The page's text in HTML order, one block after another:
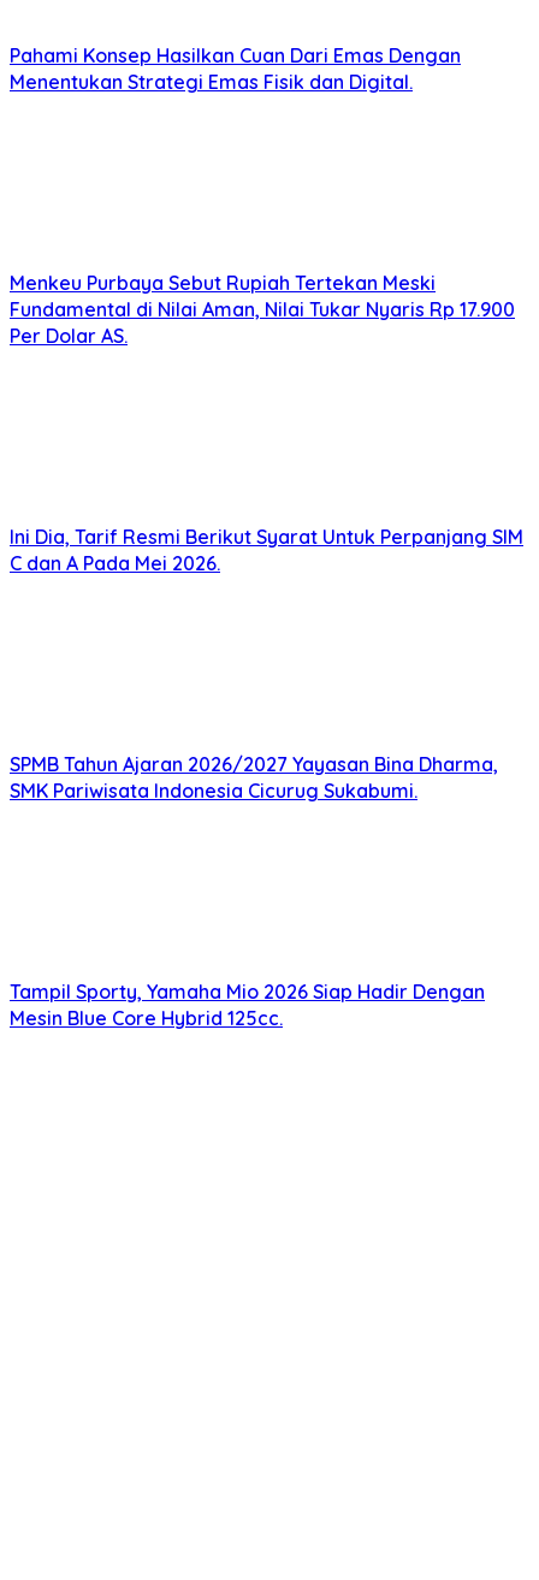
Pahami Konsep Hasilkan Cuan Dari Emas Dengan
Menentukan Strategi Emas Fisik dan Digital.
Menkeu Purbaya Sebut Rupiah Tertekan Meski
Fundamental di Nilai Aman, Nilai Tukar Nyaris Rp 17.900
Per Dolar AS.
Ini Dia, Tarif Resmi Berikut Syarat Untuk Perpanjang SIM
C dan A Pada Mei 2026.
SPMB Tahun Ajaran 2026/2027 Yayasan Bina Dharma,
SMK Pariwisata Indonesia Cicurug Sukabumi.
Tampil Sporty, Yamaha Mio 2026 Siap Hadir Dengan
Mesin Blue Core Hybrid 125cc.